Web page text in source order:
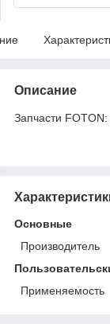
Описание
Запчасти
Основные
Производитель
Применяемость